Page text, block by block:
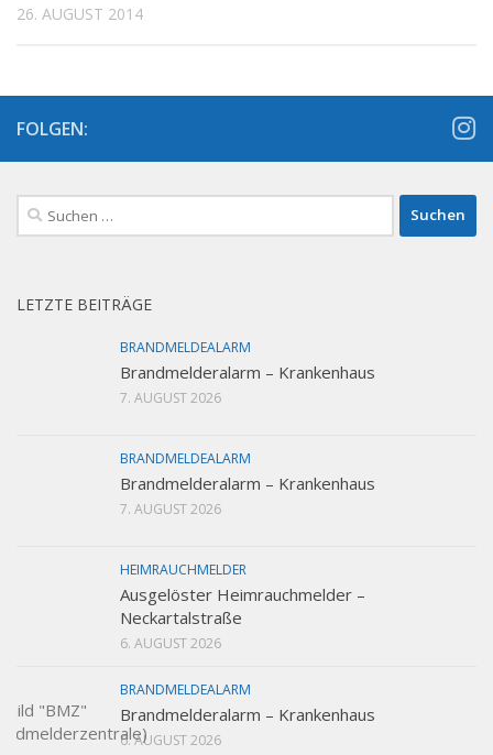
26. AUGUST 2014
FOLGEN:
Suchen
nach:
LETZTE BEITRÄGE
BRANDMELDEALARM
Brandmelderalarm – Krankenhaus
7. AUGUST 2026
BRANDMELDEALARM
Brandmelderalarm – Krankenhaus
7. AUGUST 2026
HEIMRAUCHMELDER
Ausgelöster Heimrauchmelder –
Neckartalstraße
6. AUGUST 2026
BRANDMELDEALARM
Brandmelderalarm – Krankenhaus
6. AUGUST 2026